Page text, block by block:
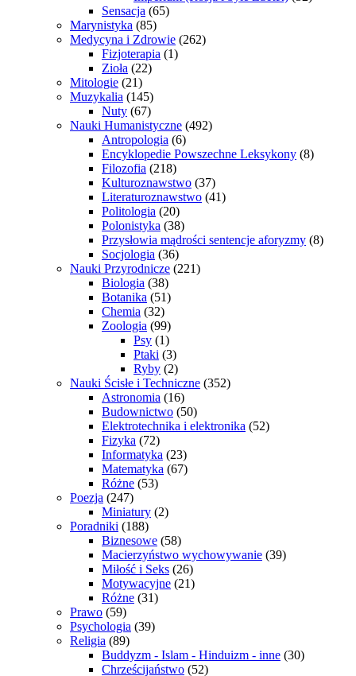
Sensacja (65)
Marynistyka (85)
Medycyna i Zdrowie (262)
Fizjoterapia (1)
Zioła (22)
Mitologie (21)
Muzykalia (145)
Nuty (67)
Nauki Humanistyczne (492)
Antropologia (6)
Encyklopedie Powszechne Leksykony (8)
Filozofia (218)
Kulturoznawstwo (37)
Literaturoznawstwo (41)
Politologia (20)
Polonistyka (38)
Przysłowia mądrości sentencje aforyzmy (8)
Socjologia (36)
Nauki Przyrodnicze (221)
Biologia (38)
Botanika (51)
Chemia (32)
Zoologia (99)
Psy (1)
Ptaki (3)
Ryby (2)
Nauki Ścisłe i Techniczne (352)
Astronomia (16)
Budownictwo (50)
Elektrotechnika i elektronika (52)
Fizyka (72)
Informatyka (23)
Matematyka (67)
Różne (53)
Poezja (247)
Miniatury (2)
Poradniki (188)
Biznesowe (58)
Macierzyństwo wychowywanie (39)
Miłość i Seks (26)
Motywacyjne (21)
Różne (31)
Prawo (59)
Psychologia (39)
Religia (89)
Buddyzm - Islam - Hinduizm - inne (30)
Chrześcijaństwo (52)